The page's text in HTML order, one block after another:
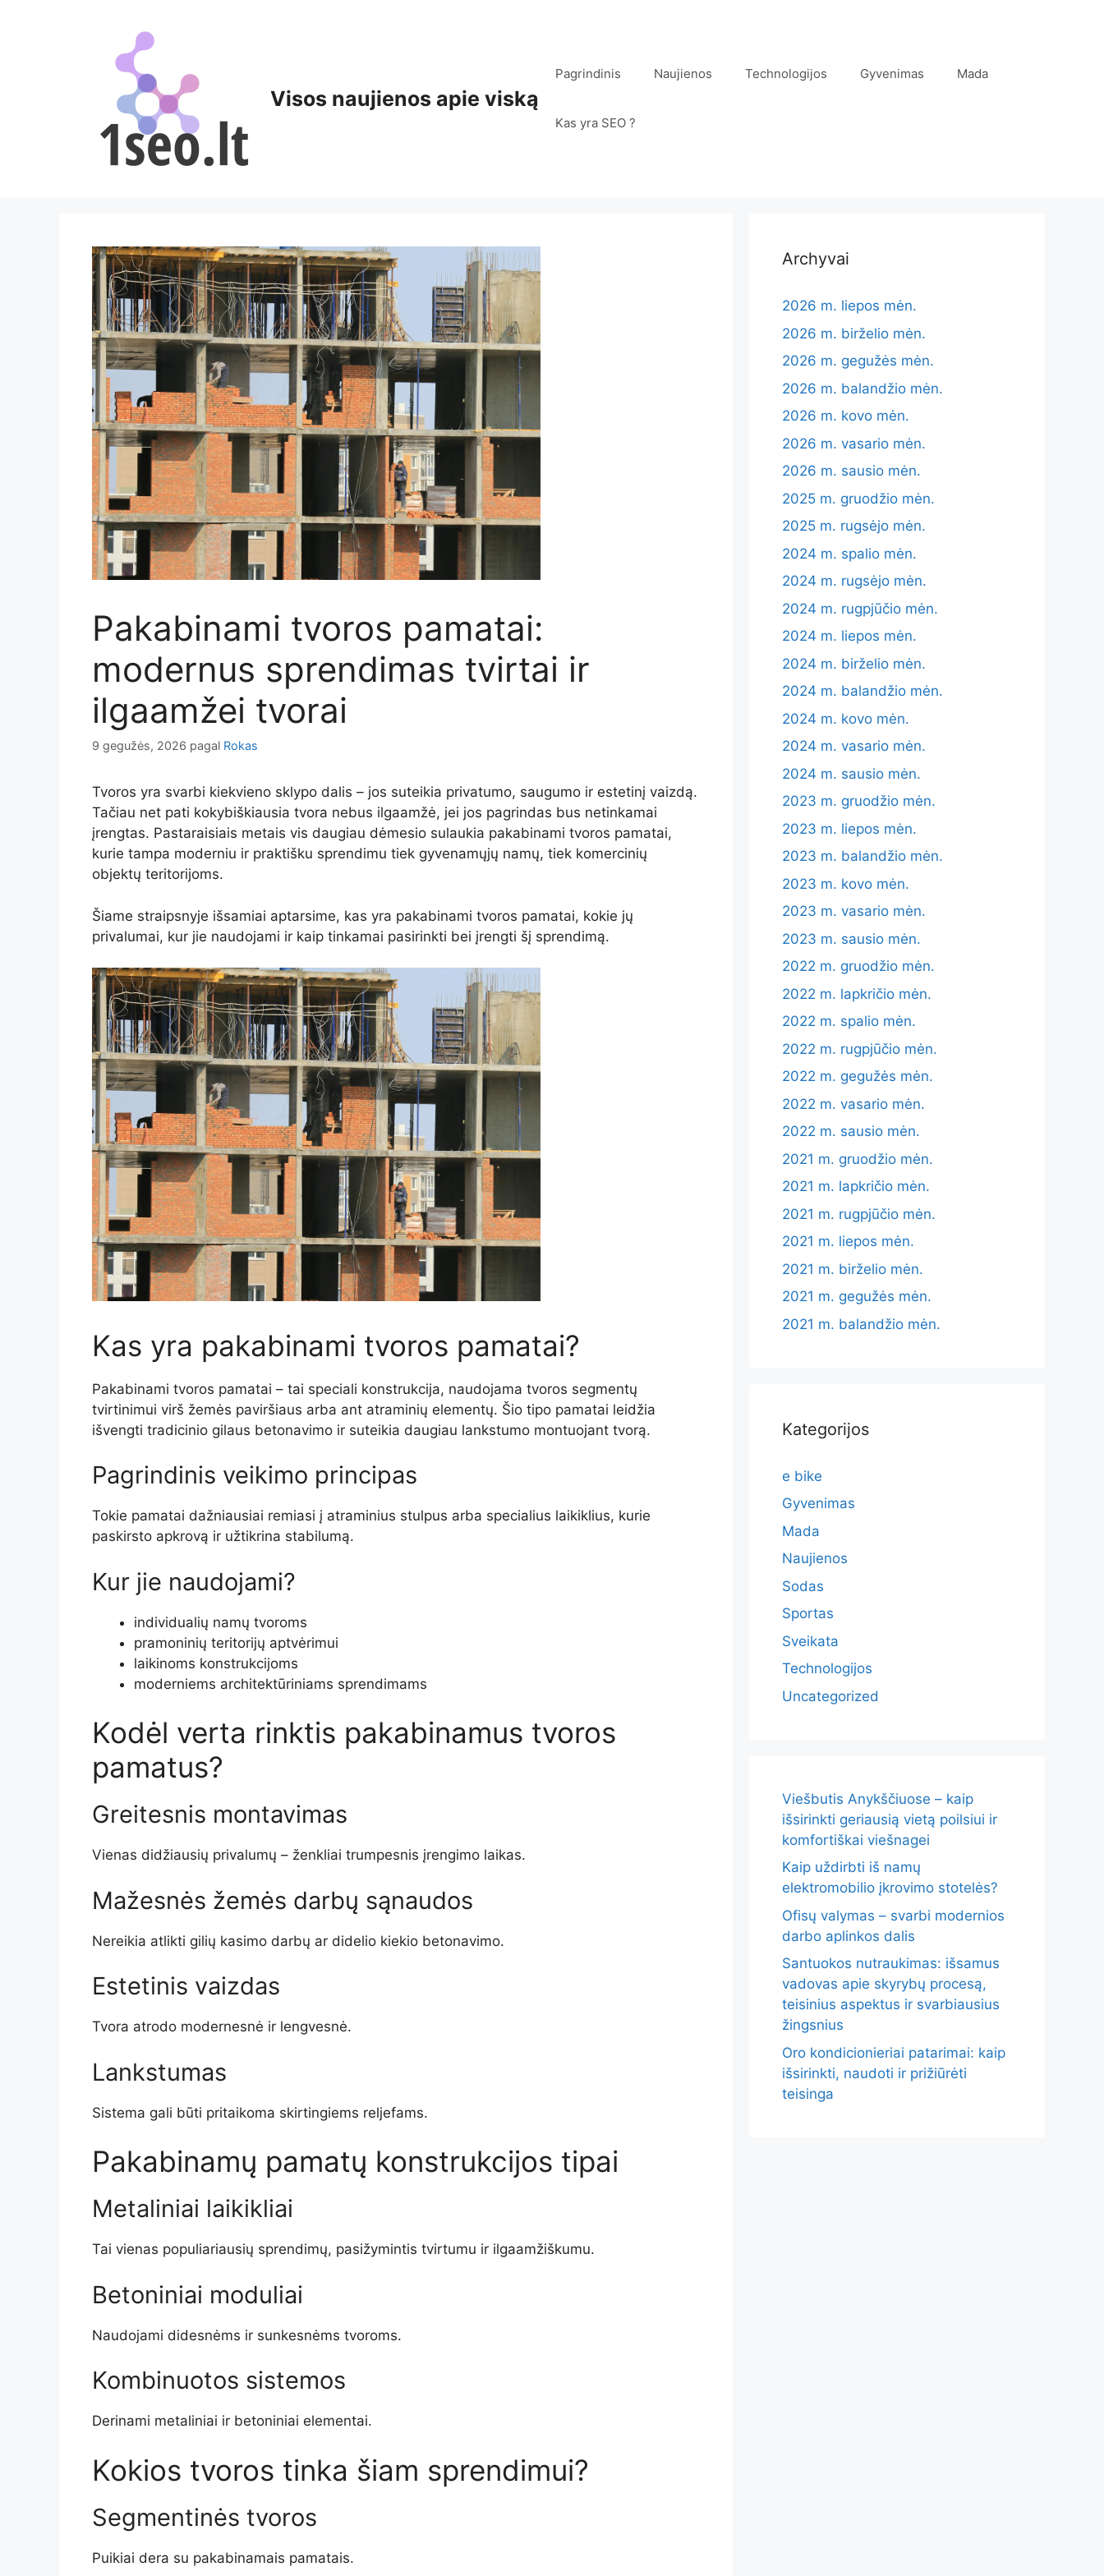
Visos naujienos apie viską
Pagrindinis Naujienos Technologijos Gyvenimas Mada
Kas yra SEO ?
Pakabinami tvoros pamatai:
modernus sprendimas tvirtai ir
ilgaamžei tvorai
9 gegužės, 2026 pagal Rokas
Tvoros yra svarbi kiekvieno sklypo dalis – jos suteikia privatumo, saugumo ir estetinį vaizdą.
Tačiau net pati kokybiškiausia tvora nebus ilgaamžė, jei jos pagrindas bus netinkamai
įrengtas. Pastaraisiais metais vis daugiau dėmesio sulaukia pakabinami tvoros pamatai,
kurie tampa moderniu ir praktišku sprendimu tiek gyvenamųjų namų, tiek komercinių
objektų teritorijoms.
Šiame straipsnyje išsamiai aptarsime, kas yra pakabinami tvoros pamatai, kokie jų
privalumai, kur jie naudojami ir kaip tinkamai pasirinkti bei įrengti šį sprendimą.
Kas yra pakabinami tvoros pamatai?
Pakabinami tvoros pamatai – tai speciali konstrukcija, naudojama tvoros segmentų
tvirtinimui virš žemės paviršiaus arba ant atraminių elementų. Šio tipo pamatai leidžia
išvengti tradicinio gilaus betonavimo ir suteikia daugiau lankstumo montuojant tvorą.
Pagrindinis veikimo principas
Tokie pamatai dažniausiai remiasi į atraminius stulpus arba specialius laikiklius, kurie
paskirsto apkrovą ir užtikrina stabilumą.
Kur jie naudojami?
individualių namų tvoroms
pramoninių teritorijų aptvėrimui
laikinoms konstrukcijoms
moderniems architektūriniams sprendimams
Kodėl verta rinktis pakabinamus tvoros
pamatus?
Greitesnis montavimas
Vienas didžiausių privalumų – ženkliai trumpesnis įrengimo laikas.
Mažesnės žemės darbų sąnaudos
Nereikia atlikti gilių kasimo darbų ar didelio kiekio betonavimo.
Estetinis vaizdas
Tvora atrodo modernesnė ir lengvesnė.
Lankstumas
Sistema gali būti pritaikoma skirtingiems reljefams.
Pakabinamų pamatų konstrukcijos tipai
Metaliniai laikikliai
Tai vienas populiariausių sprendimų, pasižymintis tvirtumu ir ilgaamžiškumu.
Betoniniai moduliai
Naudojami didesnėms ir sunkesnėms tvoroms.
Kombinuotos sistemos
Derinami metaliniai ir betoniniai elementai.
Kokios tvoros tinka šiam sprendimui?
Segmentinės tvoros
Puikiai dera su pakabinamais pamatais.
Archyvai
2026 m. liepos mėn.
2026 m. birželio mėn.
2026 m. gegužės mėn.
2026 m. balandžio mėn.
2026 m. kovo mėn.
2026 m. vasario mėn.
2026 m. sausio mėn.
2025 m. gruodžio mėn.
2025 m. rugsėjo mėn.
2024 m. spalio mėn.
2024 m. rugsėjo mėn.
2024 m. rugpjūčio mėn.
2024 m. liepos mėn.
2024 m. birželio mėn.
2024 m. balandžio mėn.
2024 m. kovo mėn.
2024 m. vasario mėn.
2024 m. sausio mėn.
2023 m. gruodžio mėn.
2023 m. liepos mėn.
2023 m. balandžio mėn.
2023 m. kovo mėn.
2023 m. vasario mėn.
2023 m. sausio mėn.
2022 m. gruodžio mėn.
2022 m. lapkričio mėn.
2022 m. spalio mėn.
2022 m. rugpjūčio mėn.
2022 m. gegužės mėn.
2022 m. vasario mėn.
2022 m. sausio mėn.
2021 m. gruodžio mėn.
2021 m. lapkričio mėn.
2021 m. rugpjūčio mėn.
2021 m. liepos mėn.
2021 m. birželio mėn.
2021 m. gegužės mėn.
2021 m. balandžio mėn.
Kategorijos
e bike
Gyvenimas
Mada
Naujienos
Sodas
Sportas
Sveikata
Technologijos
Uncategorized
Viešbutis Anykščiuose – kaip
išsirinkti geriausią vietą poilsiui ir
komfortiškai viešnagei
Kaip uždirbti iš namų
elektromobilio įkrovimo stotelės?
Ofisų valymas – svarbi modernios
darbo aplinkos dalis
Santuokos nutraukimas: išsamus
vadovas apie skyrybų procesą,
teisinius aspektus ir svarbiausius
žingsnius
Oro kondicionieriai patarimai: kaip
išsirinkti, naudoti ir prižiūrėti
teisinga